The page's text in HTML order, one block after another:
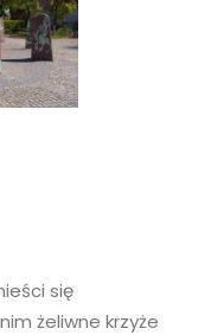
się
żeliwne krzyże